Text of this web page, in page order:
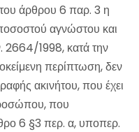
του άρθρου 6 παρ. 3 η
αγνώστου και
2664/1998, κατά την
περίπτωση, δεν
ακινήτου, που έχει
που
6 §3 περ. α, υποπερ.